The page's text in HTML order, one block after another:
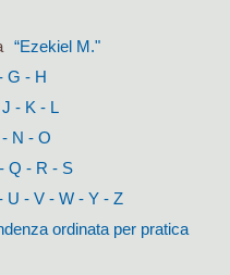
“Ezekiel M."
G - H
J - K - L
N - O
Q - R - S
U - V - W - Y - Z
ordinata per pratica